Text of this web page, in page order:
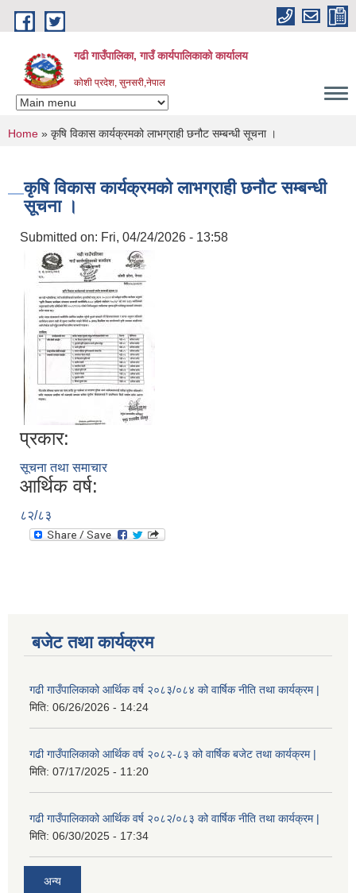
Skip to main content
गढी गाउँपालिका, गाउँ कार्यपालिकाको कार्यालय
कोशी प्रदेश, सुनसरी,नेपाल
You are here
Home » कृषि विकास कार्यक्रमको लाभग्राही छनौट सम्बन्धी सूचना ।
कृषि विकास कार्यक्रमको लाभग्राही छनौट सम्बन्धी
सूचना ।
Submitted on: Fri, 04/24/2026 - 13:58
प्रकार:
सूचना तथा समाचार
आर्थिक वर्ष:
८२/८३
बजेट तथा कार्यक्रम
गढी गाउँपालिकाको आर्थिक वर्ष २०८३/०८४ को वार्षिक नीति तथा कार्यक्रम |
मिति: 06/26/2026 - 14:24
गढी गाउँपालिकाको आर्थिक वर्ष २०८२-८३ को वार्षिक बजेट तथा कार्यक्रम |
मिति: 07/17/2025 - 11:20
गढी गाउँपालिकाको आर्थिक वर्ष २०८२/०८३ को वार्षिक नीति तथा कार्यक्रम |
मिति: 06/30/2025 - 17:34
अन्य